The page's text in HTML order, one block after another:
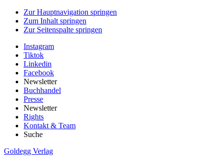
Zur Hauptnavigation springen
Zum Inhalt springen
Zur Seitenspalte springen
Instagram
Tiktok
Linkedin
Facebook
Newsletter
Buchhandel
Presse
Newsletter
Rights
Kontakt & Team
Suche
Goldegg Verlag